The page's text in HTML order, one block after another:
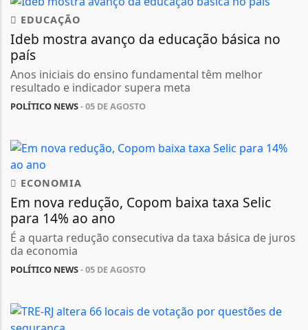
EDUCAÇÃO
Ideb mostra avanço da educação básica no
país
Anos iniciais do ensino fundamental têm melhor
resultado e indicador supera meta
POLÍTICO NEWS- 05 DE AGOSTO
ECONOMIA
Em nova redução, Copom baixa taxa Selic
para 14% ao ano
É a quarta redução consecutiva da taxa básica de juros
da economia
POLÍTICO NEWS- 05 DE AGOSTO